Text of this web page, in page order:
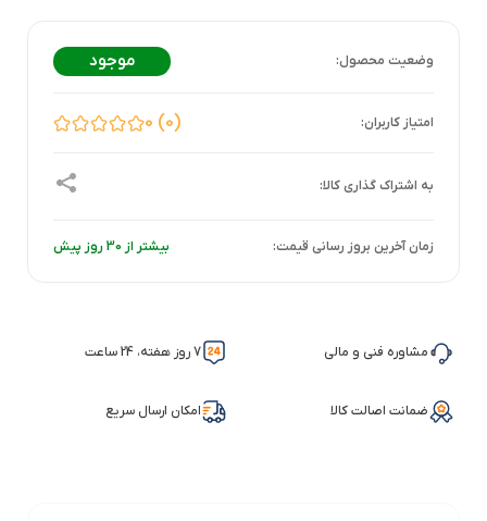
موجود
0 0
زمان آخرین بروز رسانی قیمت: بیشتر از 30 روز پیش
مشاوره فنی و مالی 7 روز هفته، 24 ساعت
ضمانت اصالت کالا امکان ارسال سریع